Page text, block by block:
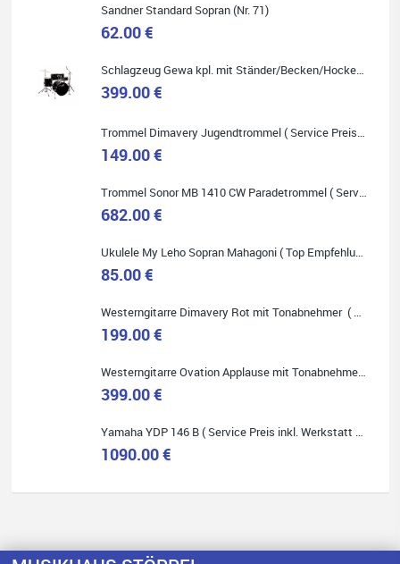
Bella :D
Klein...aber fein!
Toller Service, nette Leute. Immer wieder gerne..
Quelle: Google-Rezension
Sandner Standard Sopran (Nr. 71)
62.00 €
Schlagzeug Gewa kpl. mit Ständer/Becken/Hocker DER RENNER ! (Service Preis inkl. Werkstatt Service)
399.00 €
Trommel Dimavery Jugendtrommel ( Service Preis inkl. Werkstatt Service )
149.00 €
Trommel Sonor MB 1410 CW Paradetrommel ( Service Preis inkl. Werkstatt Service )
682.00 €
Ukulele My Leho Sopran Mahagoni ( Top Empfehlung ! )
85.00 €
Westerngitarre Dimavery Rot mit Tonabnehmer ( Service Preis inkl. Werkstatt Service )
199.00 €
Westerngitarre Ovation Applause mit Tonabnehmer ( Service Preis inkl. Werkstatt Service )
399.00 €
Yamaha YDP 146 B ( Service Preis inkl. Werkstatt Service )
1090.00 €